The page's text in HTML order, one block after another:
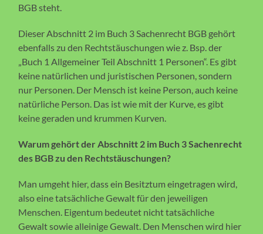
BGB steht.
Dieser Abschnitt 2 im Buch 3 Sachenrecht BGB gehört
ebenfalls zu den Rechtstäuschungen wie z. Bsp. der
„Buch 1 Allgemeiner Teil Abschnitt 1 Personen“. Es gibt
keine natürlichen und juristischen Personen, sondern
nur Personen. Der Mensch ist keine Person, auch keine
natürliche Person. Das ist wie mit der Kurve, es gibt
keine geraden und krummen Kurven.
Warum gehört der Abschnitt 2 im Buch 3 Sachenrecht
des BGB zu den Rechtstäuschungen?
Man umgeht hier, dass ein Besitztum eingetragen wird,
also eine tatsächliche Gewalt für den jeweiligen
Menschen. Eigentum bedeutet nicht tatsächliche
Gewalt sowie alleinige Gewalt. Den Menschen wird hier